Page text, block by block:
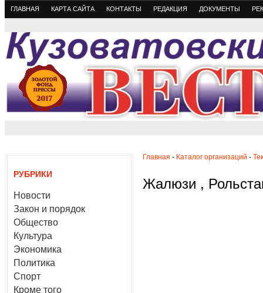
ГЛАВНАЯ КАРТА САЙТА КОНТАКТЫ РЕДАКЦИЯ ДОКУМЕНТЫ
РУБРИКИ
Новости
Закон и порядок
Общество
Культура
Экономика
Политика
Спорт
Кроме того
Главная - Каталог организаций -
Жалюзи ,